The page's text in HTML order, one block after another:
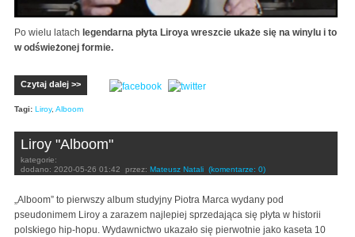
Po wielu latach legendarna płyta Liroya wreszcie ukaże się na winylu i to
w odświeżonej formie.
Czytaj dalej >>
Tagi: Liroy, Alboom
Liroy "Alboom"
kategorie:
dodano: 2020-05-26 01:42 przez: Mateusz Natali (komentarze: 0)
„Alboom” to pierwszy album studyjny Piotra Marca wydany pod
pseudonimem Liroy a zarazem najlepiej sprzedająca się płyta w historii
polskiego hip-hopu. Wydawnictwo ukazało się pierwotnie jako kaseta 10